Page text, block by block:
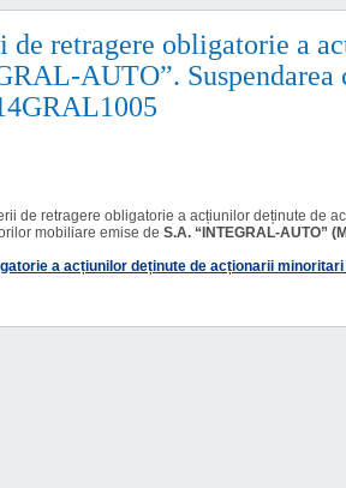
de retragere obligatorie a
AUTO”.
de retragere obligatorie a acțiunilor deținute de
mobiliare emise de S.A. “INTEGRAL-AUTO”
a acțiunilor deținute de acționarii